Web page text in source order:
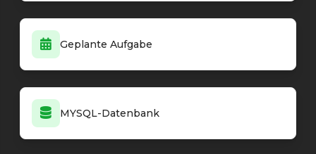
Geplante Aufgabe
MYSQL-Datenbank